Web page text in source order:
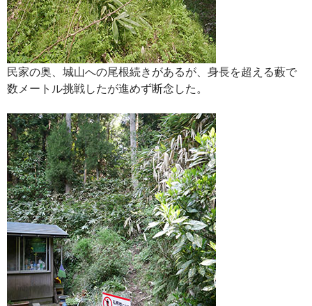
民家の奥、城山への尾根続きがあるが、身長を超える藪で
数メートル挑戦したが進めず断念した。